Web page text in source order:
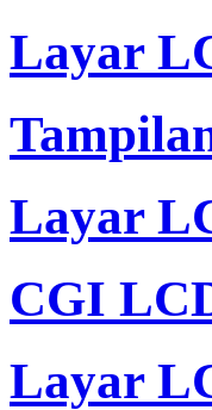
Layar
Layar
CGI
Layar